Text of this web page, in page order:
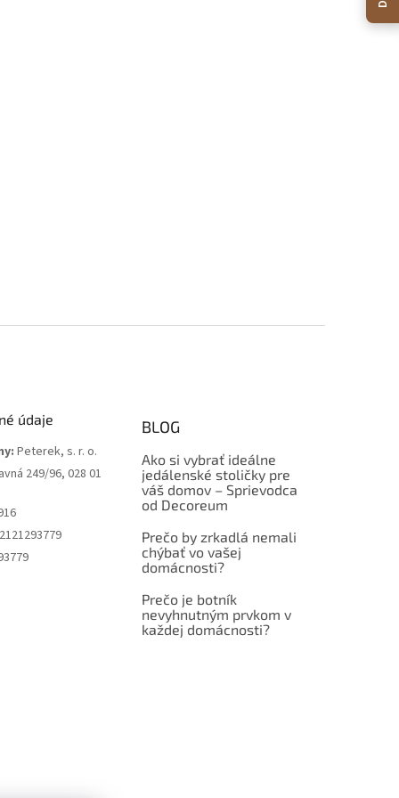
údaje
Peterek, s. r. o.
249/96, 028 01
BLOG
Ako si vybrať ideálne
jedálenské stoličky pre
váš domov – Sprievodca
od Decoreum
Prečo by zrkadlá nemali
chýbať vo vašej
domácnosti?
Prečo je botník
nevyhnutným prvkom v
každej domácnosti?